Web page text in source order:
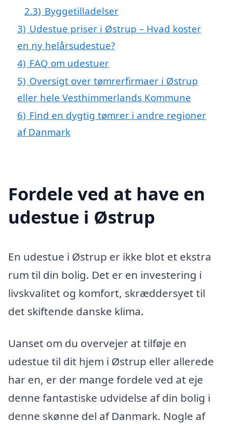
2.3) Byggetilladelser
3) Udestue priser i Østrup – Hvad koster
en ny helårsudestue?
4) FAQ om udestuer
5) Oversigt over tømrerfirmaer i Østrup
eller hele Vesthimmerlands Kommune
6) Find en dygtig tømrer i andre regioner
af Danmark
Fordele ved at have en
udestue i Østrup
En udestue i Østrup er ikke blot et ekstra
rum til din bolig. Det er en investering i
livskvalitet og komfort, skræddersyet til
det skiftende danske klima.
Uanset om du overvejer at tilføje en
udestue til dit hjem i Østrup eller allerede
har en, er der mange fordele ved at eje
denne fantastiske udvidelse af din bolig i
denne skønne del af Danmark. Nogle af